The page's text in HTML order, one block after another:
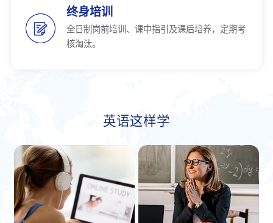
终身培训
全日制岗前培训、课中指引及课后培养，定期考
核淘汰。
英语这样学